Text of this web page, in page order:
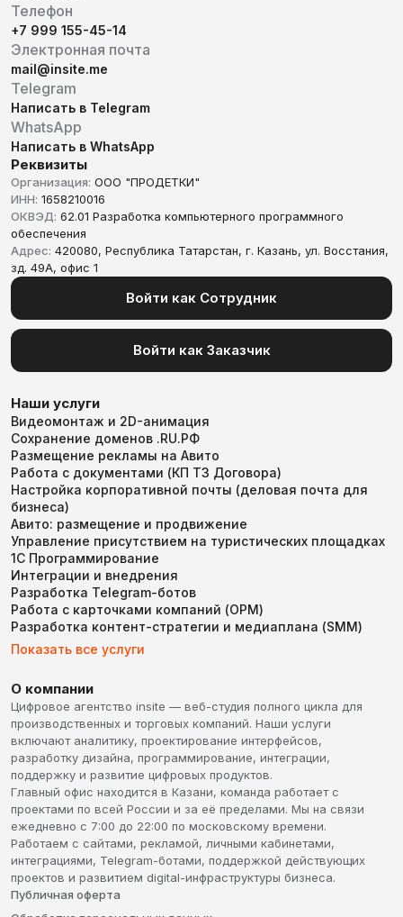
Телефон
+7 999 155-45-14
Электронная почта
mail@insite.me
Telegram
Написать в Telegram
WhatsApp
Написать в WhatsApp
Реквизиты
Организация: ООО "ПРОДЕТКИ"
ИНН: 1658210016
ОКВЭД: 62.01 Разработка компьютерного программного
обеспечения
Адрес: 420080, Республика Татарстан, г. Казань, ул. Восстания,
зд. 49А, офис 1
Войти как Сотрудник
Войти как Заказчик
Наши услуги
Видеомонтаж и 2D-анимация
Сохранение доменов .RU.РФ
Размещение рекламы на Авито
Работа с документами (КП ТЗ Договора)
Настройка корпоративной почты (деловая почта для
бизнеса)
Авито: размещение и продвижение
Управление присутствием на туристических площадках
1С Программирование
Интеграции и внедрения
Разработка Telegram-ботов
Работа с карточками компаний (ОРМ)
Разработка контент-стратегии и медиаплана (SMM)
Показать все услуги
О компании
Цифровое агентство insite — веб-студия полного цикла для
производственных и торговых компаний. Наши услуги
включают аналитику, проектирование интерфейсов,
разработку дизайна, программирование, интеграции,
поддержку и развитие цифровых продуктов.
Главный офис находится в Казани, команда работает с
проектами по всей России и за её пределами. Мы на связи
ежедневно с 7:00 до 22:00 по московскому времени.
Работаем с сайтами, рекламой, личными кабинетами,
интеграциями, Telegram-ботами, поддержкой действующих
проектов и развитием digital-инфраструктуры бизнеса.
Публичная оферта